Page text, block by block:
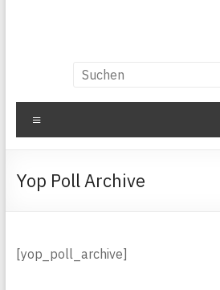
Yop Poll Archive
[yop_poll_archive]